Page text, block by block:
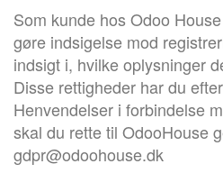
Som kunde hos Odoo
gøre indsigelse mod
indsigt i, hvilke oplysninger
Disse rettigheder har du
Henvendelser i forbindelse
skal du rette til OdooHouse
gdpr@odoohouse.dk